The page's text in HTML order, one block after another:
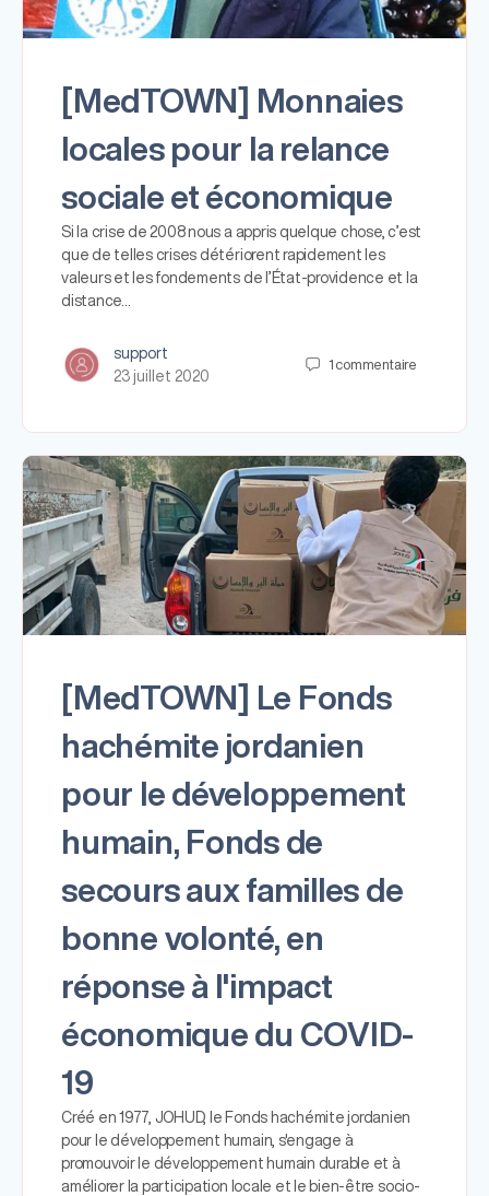
[MedTOWN] Monnaies
locales pour la relance
sociale et économique
Si la crise de 2008 nous a appris quelque chose, c’est
que de telles crises détériorent rapidement les
valeurs et les fondements de l’État-providence et la
distance…
support
23 juillet 2020
1 commentaire
[MedTOWN] Le Fonds
hachémite jordanien
pour le développement
humain, Fonds de
secours aux familles de
bonne volonté, en
réponse à l'impact
économique du COVID-
19
Créé en 1977, JOHUD, le Fonds hachémite jordanien
pour le développement humain, s'engage à
promouvoir le développement humain durable et à
améliorer la participation locale et le bien-être socio-